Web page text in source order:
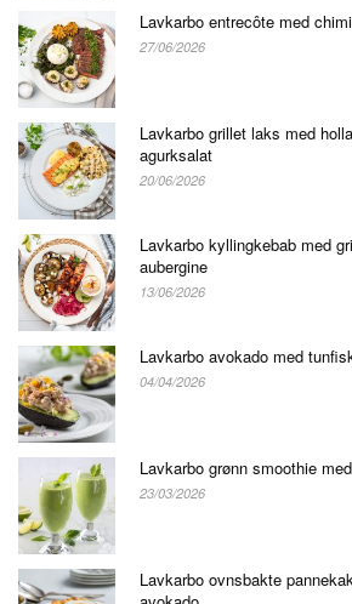
Lavkarbo entrecôte med
27/06/2026
Lavkarbo grillet laks med
agurksalat
20/06/2026
Lavkarbo kyllingkebab med
aubergine
13/06/2026
Lavkarbo avokado med
04/04/2026
Lavkarbo grønn smoothie
23/03/2026
Lavkarbo ovnsbakte